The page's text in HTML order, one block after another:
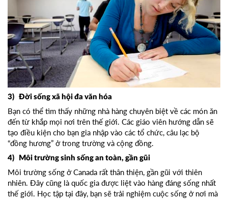
3) Đời sống xã hội đa văn hóa
Bạn có thể tìm thấy những nhà hàng chuyên biệt về các món ăn
đến từ khắp mọi nơi trên thế giới. Các giáo viên hướng dẫn sẽ
tạo điều kiện cho bạn gia nhập vào các tổ chức, câu lạc bộ
“đồng hương” ở trong trường và cộng đồng.
4) Môi trường sinh sống an toàn, gần gũi
Môi trường sống ở Canada rất thân thiện, gần gũi với thiên
nhiên. Đây cũng là quốc gia được liệt vào hàng đáng sống nhất
thế giới. Học tập tại đây, bạn sẽ trải nghiệm cuộc sống ở nơi mà